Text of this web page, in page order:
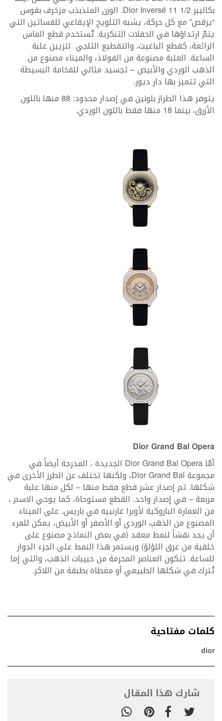
بكاليبر Dior Inversé 11 1/2. الوزن المتذبذب مزخرف بقوس
“يرقص” مع كل حركة، يشبه التلويح الإيقاعي للفساتين التي
يتمّ ارتداؤها في الحفلات التنكرية. تُستخدم قطع الماس
الرائعة، كقطع الباغيت، والتقطيع الثلجي لتزيين علبة
الساعة. العلبة مصنوعة من الفولاذ، والميناء مصنوع من
الذهب الوردي والأبيض – تجسيد مثالي للفخامة البسيطة
التي تتميز بها دار ديور.
يتوفر هذا الطراز بلونين في إصدار محدود: 88 منها باللون
الأزرق، بينما 18 منها فقط باللون الوردي.
Dior Grand Bal Opera
أمّا Dior Grand Bal Opera الجديدة ، المدرجة أيضاً في
مجموعة Dior Grand Bal، ولكنها تختلف عن الطرز الأخرى في
شكلها. تم إصدار عشر قطع فقط منها – لكل منها علبة
مربعة – في إصدار واحد. القطع مستوحاة، كما يوحي الاسم ،
من العمارة الباروكية لأوبرا غارنييه في باريس. على الميناء
المصنوع من الذهب الوردي أو الأصفر أو الأبيض، يمكن للمرء
أن يجد نقشاً لنمط معقد (في بعض النماذج مصنوع على
خلفية من عرق اللؤلؤ) ويستمر هذا النمط على الجزء الدوار
للساعة. تتكون العناصر المخرمة من حبيبات الذهب، والتي إما
تُترك في شكلها الطبيعي أو مغطاة بطبقة من اللاكر.
كلمات مفتاحية
dior
شارك هذا المقال